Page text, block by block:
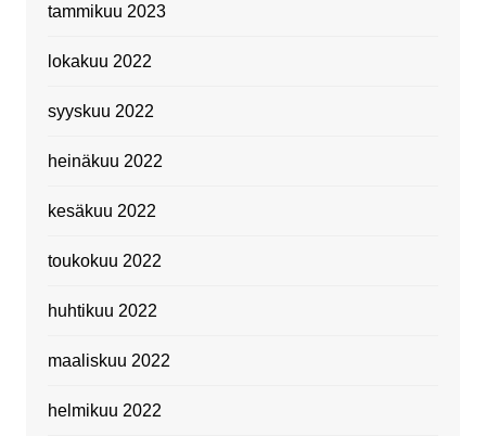
tammikuu 2023
lokakuu 2022
syyskuu 2022
heinäkuu 2022
kesäkuu 2022
toukokuu 2022
huhtikuu 2022
maaliskuu 2022
helmikuu 2022